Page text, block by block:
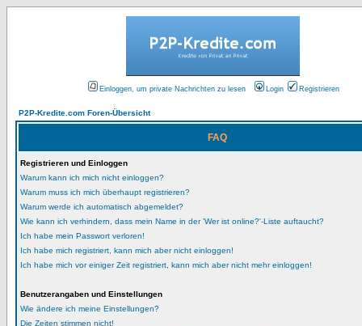
Einloggen, um private Nachrichten zu lesen Login Registrieren
P2P-Kredite.com Foren-Übersicht
FAQ
Registrieren und Einloggen
Warum kann ich mich nicht einloggen?
Warum muss ich mich überhaupt registrieren?
Warum werde ich automatisch abgemeldet?
Wie kann ich verhindern, dass mein Name in der 'Wer ist online?'-Liste auftaucht?
Ich habe mein Passwort verloren!
Ich habe mich registriert, kann mich aber nicht einloggen!
Ich habe mich vor einiger Zeit registriert, kann mich aber nicht mehr einloggen!
Benutzerangaben und Einstellungen
Wie ändere ich meine Einstellungen?
Die Zeiten stimmen nicht!